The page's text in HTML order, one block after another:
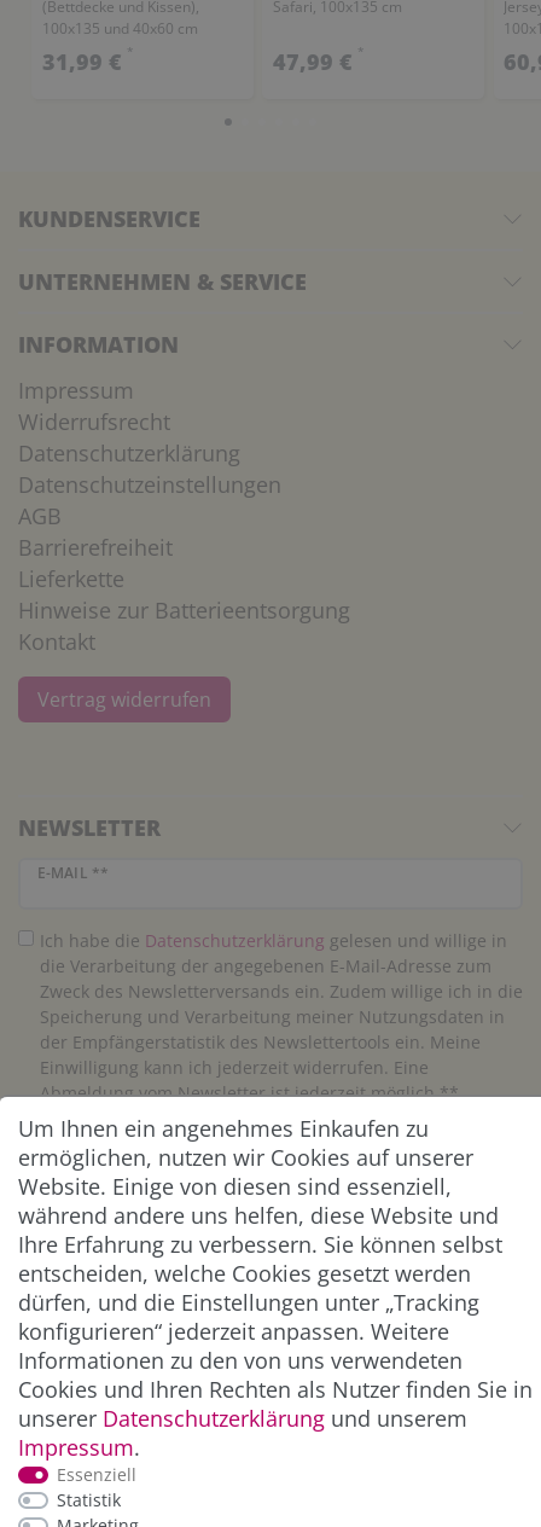
(Bettdecke und Kissen),
100x135 und 40x60 cm
31,99 € *
Safari, 100x135 cm
47,99 € *
KUNDENSERVICE
UNTERNEHMEN & SERVICE
INFORMATION
Impressum
Widerrufsrecht
Datenschutzerklärung
Datenschutzeinstellungen
AGB
Barrierefreiheit
Lieferkette
Hinweise zur Batterieentsorgung
Kontakt
Vertrag widerrufen
NEWSLETTER
E-MAIL **
Newsletter Honig
Ich habe die Daten­schutz­erklärung gelesen und willige in
die Verarbeitung der angegebenen E-Mail-Adresse zum
Zweck des Newsletterversands ein. Zudem willige ich in die
Speicherung und Verarbeitung meiner Nutzungsdaten in
der Empfängerstatistik des Newslettertools ein. Meine
Einwilligung kann ich jederzeit widerrufen. Eine
Abmeldung vom Newsletter ist jederzeit möglich.**
Abonnieren
** Hierbei handelt es sich um ein Pflichtfeld.
ZAHLUNG & VERSAND
Um Ihnen ein angenehmes Einkaufen zu
ermöglichen, nutzen wir Cookies auf unserer
Website. Einige von diesen sind essenziell,
während andere uns helfen, diese Website und
Ihre Erfahrung zu verbessern. Sie können selbst
entscheiden, welche Cookies gesetzt werden
dürfen, und die Einstellungen unter „Tracking
konfigurieren“ jederzeit anpassen. Weitere
Informationen zu den von uns verwendeten
Cookies und Ihren Rechten als Nutzer finden Sie in
unserer Daten­schutz­erklärung und unserem
Impressum.
Essenziell
Statistik